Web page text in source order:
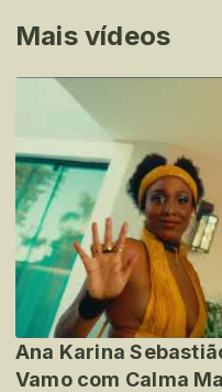
Mais vídeos
Ana Karina
Vamo com Calma